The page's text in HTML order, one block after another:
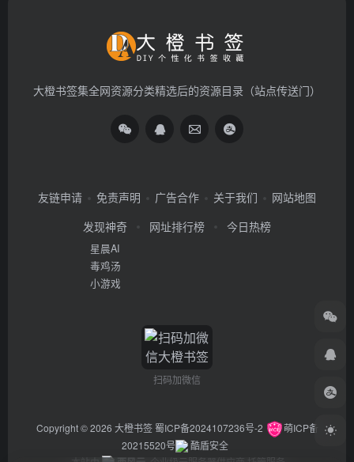
大橙书签集全网资源分类精选后的资源目录（站点传送门）
友链申请 免责声明 广告合作 关于我们
网站地图
发现神奇
星晨AI
毒鸡汤
小游戏
网址排行榜 今日热榜
扫码加微信
Copyright © 2026 大橙书签 蜀ICP备2024107236号-2
萌ICP备
20215520号
酷盾安全